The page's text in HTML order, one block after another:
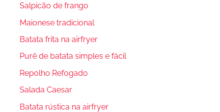
Salpicão de frango
Maionese tradicional
Batata frita na airfryer
Purê de batata simples e fácil
Repolho Refogado
Salada Caesar
Batata rústica na airfryer